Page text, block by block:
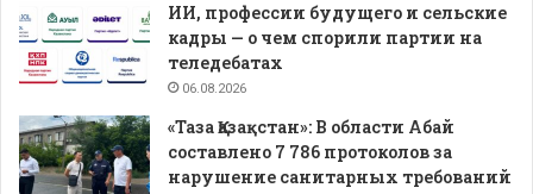
ИИ, профессии будущего и сельские
кадры — о чем спорили партии на
теледебатах
06.08.2026
«Таза Қазақстан»: В области Абай
составлено 7 786 протоколов за
нарушение санитарных требований